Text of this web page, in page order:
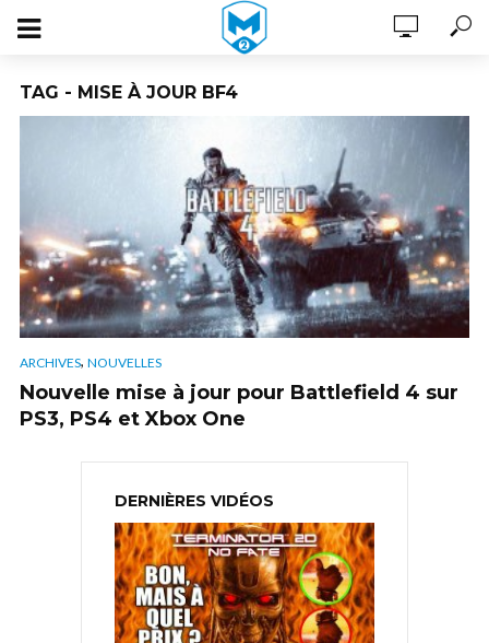
TAG - MISE À JOUR BF4
ARCHIVES, NOUVELLES
Nouvelle mise à jour pour Battlefield 4 sur
PS3, PS4 et Xbox One
DERNIÈRES VIDÉOS